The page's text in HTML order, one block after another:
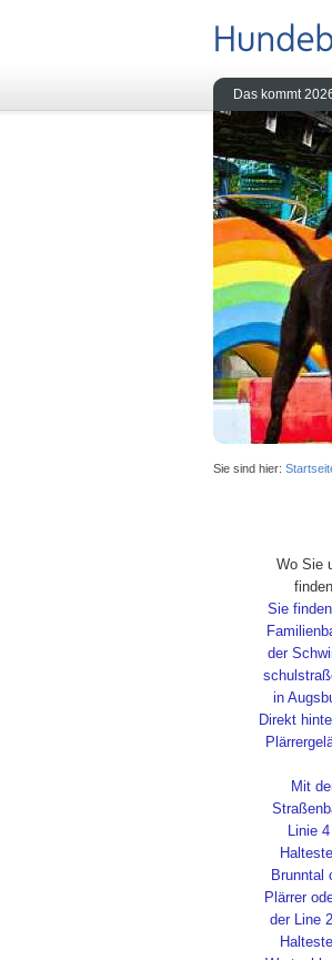
Das kommt
Sie sind hier:
Wo Sie
finden
Sie
der
in
Direkt
Mit
Linie
Brunntal
Plärrer
der Line